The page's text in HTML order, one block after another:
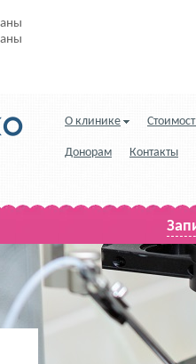
О клинике
Донорам Контакты